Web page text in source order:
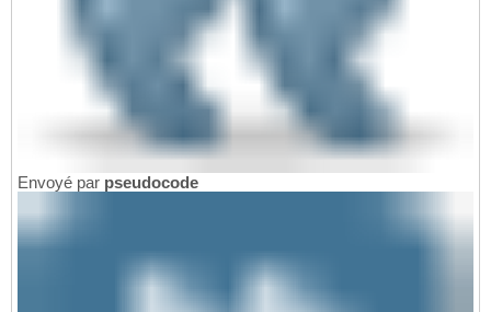
Envoyé par pseudocode